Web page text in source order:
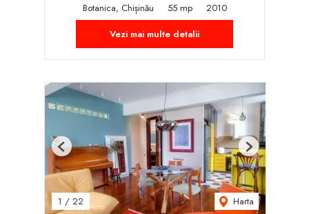
Botanica, Chișinău
55 mp
2010
Vezi mai multe detalii
1 / 22 Harta
Previous Next